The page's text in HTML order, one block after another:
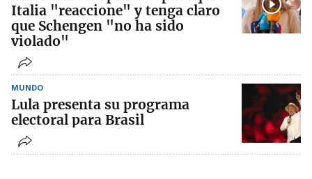
Italia "reaccione" y tenga claro
que Schengen "no ha sido
violado"
MUNDO
Lula presenta su programa
electoral para Brasil